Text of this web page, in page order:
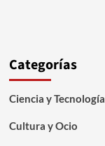
Categorías
Ciencia y Tecnología
Cultura y Ocio